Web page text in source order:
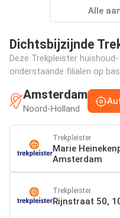
Alle
Dichtsbijzijnde
Deze Trekpleister
onderstaande filialen op
Amsterdam
Noord-Holland
Trekpleister
Marie
Amsterdam
Trekpleister
Rijnstraat 50,